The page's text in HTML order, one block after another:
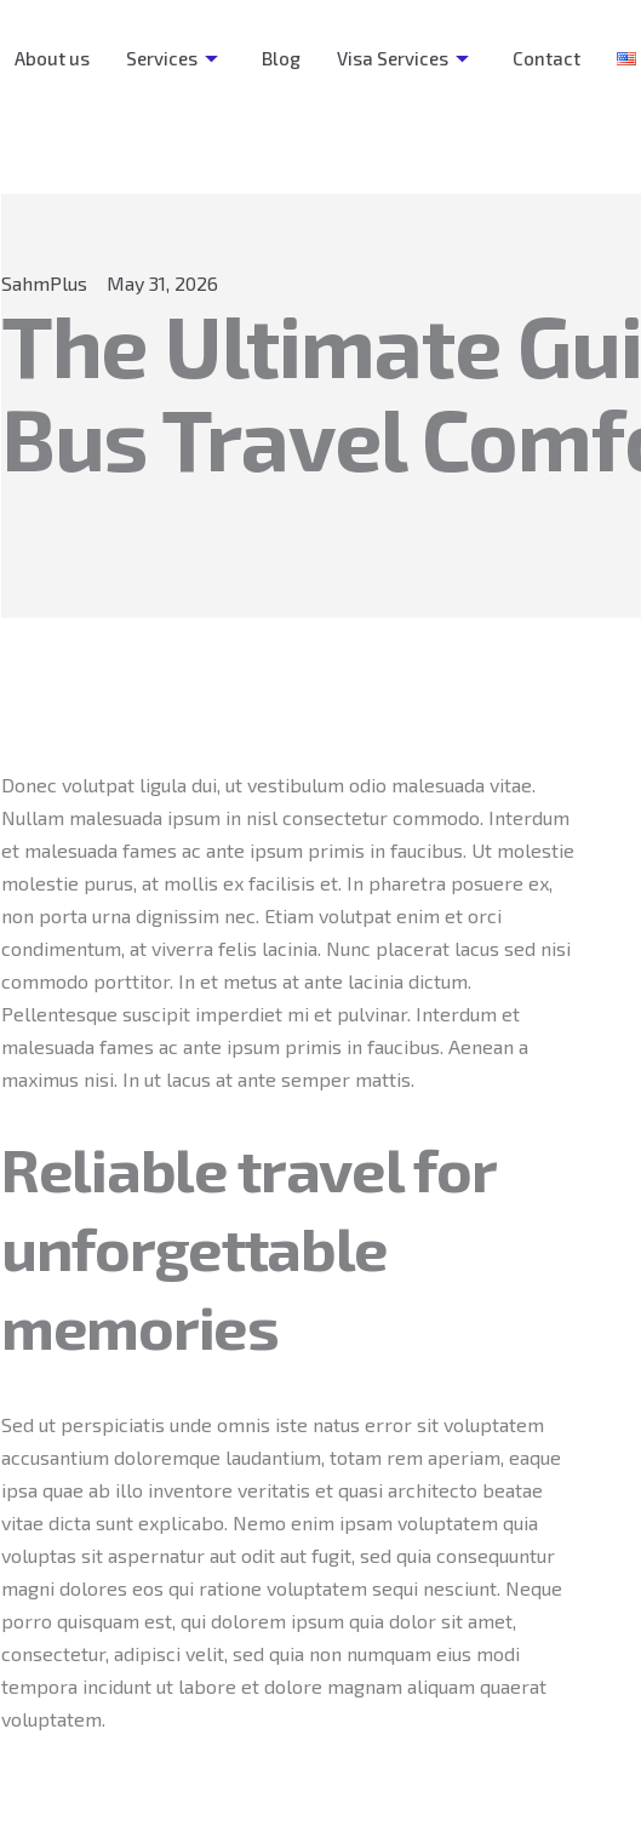
About us Services Blog Visa Services Contact
SahmPlus May 31, 2026
The Ultimate
Bus Travel
Donec volutpat ligula dui, ut vestibulum odio malesuada vitae.
Nullam malesuada ipsum in nisl consectetur commodo. Interdum
et malesuada fames ac ante ipsum primis in faucibus. Ut molestie
molestie purus, at mollis ex facilisis et. In pharetra posuere ex,
non porta urna dignissim nec. Etiam volutpat enim et orci
condimentum, at viverra felis lacinia. Nunc placerat lacus sed nisi
commodo porttitor. In et metus at ante lacinia dictum.
Pellentesque suscipit imperdiet mi et pulvinar. Interdum et
malesuada fames ac ante ipsum primis in faucibus. Aenean a
maximus nisi. In ut lacus at ante semper mattis.
Reliable travel for
unforgettable
memories
Sed ut perspiciatis unde omnis iste natus error sit voluptatem
accusantium doloremque laudantium, totam rem aperiam, eaque
ipsa quae ab illo inventore veritatis et quasi architecto beatae
vitae dicta sunt explicabo. Nemo enim ipsam voluptatem quia
voluptas sit aspernatur aut odit aut fugit, sed quia consequuntur
magni dolores eos qui ratione voluptatem sequi nesciunt. Neque
porro quisquam est, qui dolorem ipsum quia dolor sit amet,
consectetur, adipisci velit, sed quia non numquam eius modi
tempora incidunt ut labore et dolore magnam aliquam quaerat
voluptatem.